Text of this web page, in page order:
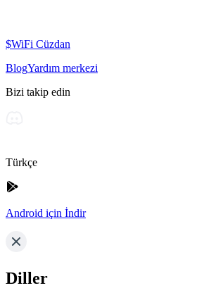
$WiFi Cüzdan
BlogYardım merkezi
Bizi takip edin
Türkçe
Android için İndir
Diller